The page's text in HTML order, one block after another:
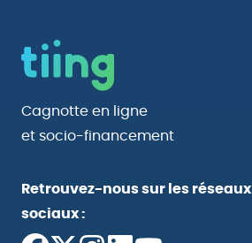
Cagnotte en ligne
et socio-financement
Retrouvez-nous sur les réseaux
sociaux :